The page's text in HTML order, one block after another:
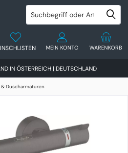
IN ÖSTERREICH | DEUTSCHLAND
WARENKORB
MEIN KONTO
Duscharmaturen